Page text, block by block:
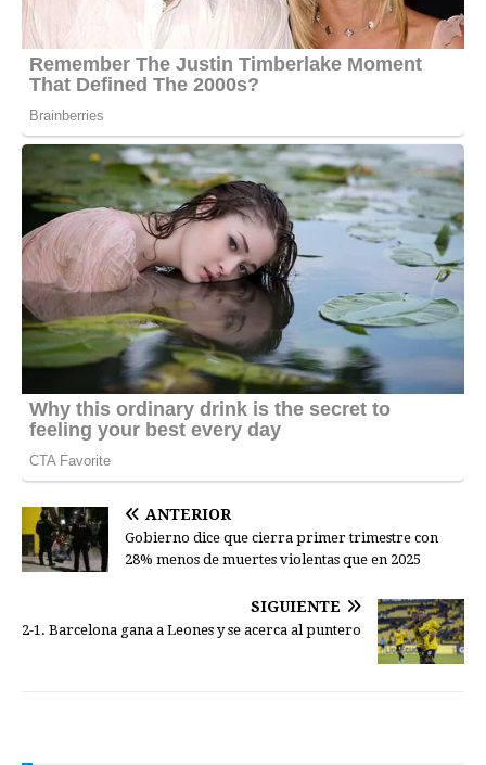
ANTERIOR
Gobierno dice que cierra primer trimestre con
28% menos de muertes violentas que en 2025
SIGUIENTE
2-1. Barcelona gana a Leones y se acerca al puntero